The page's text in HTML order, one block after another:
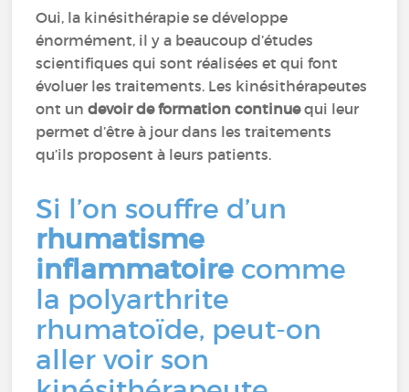
Oui, la kinésithérapie se développe
énormément, il y a beaucoup d’études
scientifiques qui sont réalisées et qui font
évoluer les traitements. Les kinésithérapeutes
ont undevoir de formation continuequi leur
permet d’être à jour dans les traitements
qu’ils proposent à leurs patients.
Si l’on souffre d’un
rhumatisme
inflammatoire comme
la polyarthrite
rhumatoïde, peut-on
aller voir son